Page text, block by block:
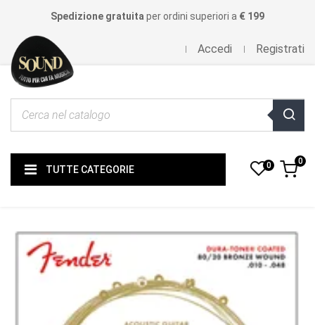
Spedizione gratuita per ordini superiori a € 199
Accedi Registrati
TUTTE CATEGORIE 0 0